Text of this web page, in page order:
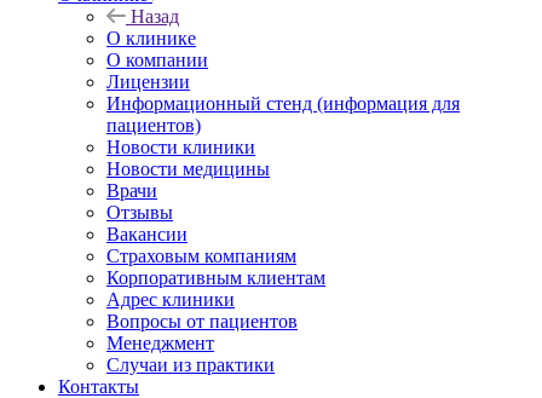
Назад
О клинике
О компании
Лицензии
Информационный стенд (информация для
пациентов)
Новости клиники
Новости медицины
Врачи
Отзывы
Вакансии
Страховым компаниям
Корпоративным клиентам
Адрес клиники
Вопросы от пациентов
Менеджмент
Случаи из практики
Контакты